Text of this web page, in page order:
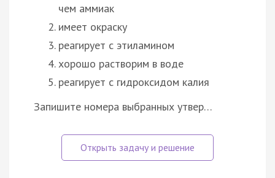
чем аммиак
имеет окраску
реагирует с этиламином
хорошо растворим в воде
реагирует с гидроксидом калия
Запишите номера выбранных утвер…